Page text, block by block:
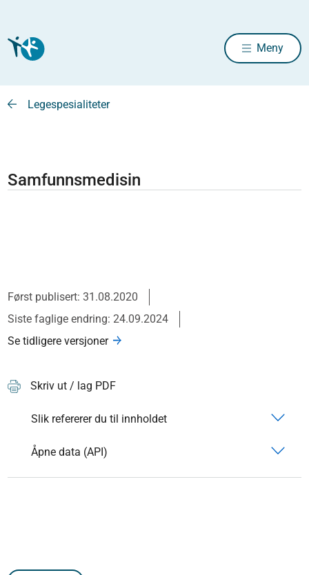
Meny
Legespesialiteter
Samfunnsmedisin
Først publisert: 31.08.2020
Siste faglige endring: 24.09.2024
Se tidligere versjoner
Skriv ut / lag PDF
Slik refererer du til innholdet
Åpne data (API)